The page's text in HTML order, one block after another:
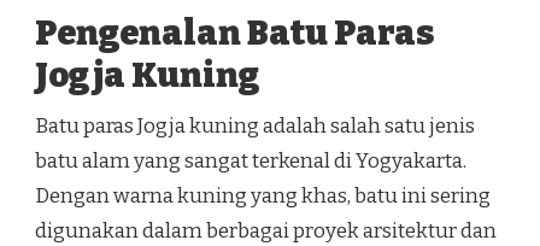
Pengenalan Batu Paras
Jogja Kuning
Batu paras Jogja kuning adalah salah satu jenis
batu alam yang sangat terkenal di Yogyakarta.
Dengan warna kuning yang khas, batu ini sering
digunakan dalam berbagai proyek arsitektur dan